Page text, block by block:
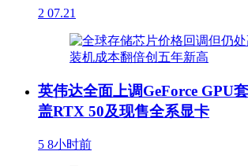
2 07.21
英伟达全面上调GeForce GPU
盖RTX 50及现售全系显卡
5 8小时前